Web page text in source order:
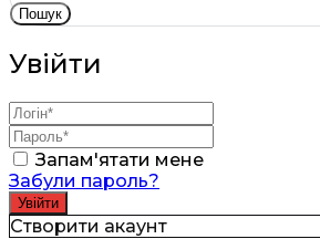
Пошук
Увійти
Запам'ятати мене
Забули пароль?
Створити акаунт